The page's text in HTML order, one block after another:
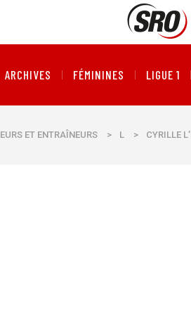
ARCHIVES FÉMININES LIGUE 1
ET ENTRAÎNEURS > L > CYRILLE